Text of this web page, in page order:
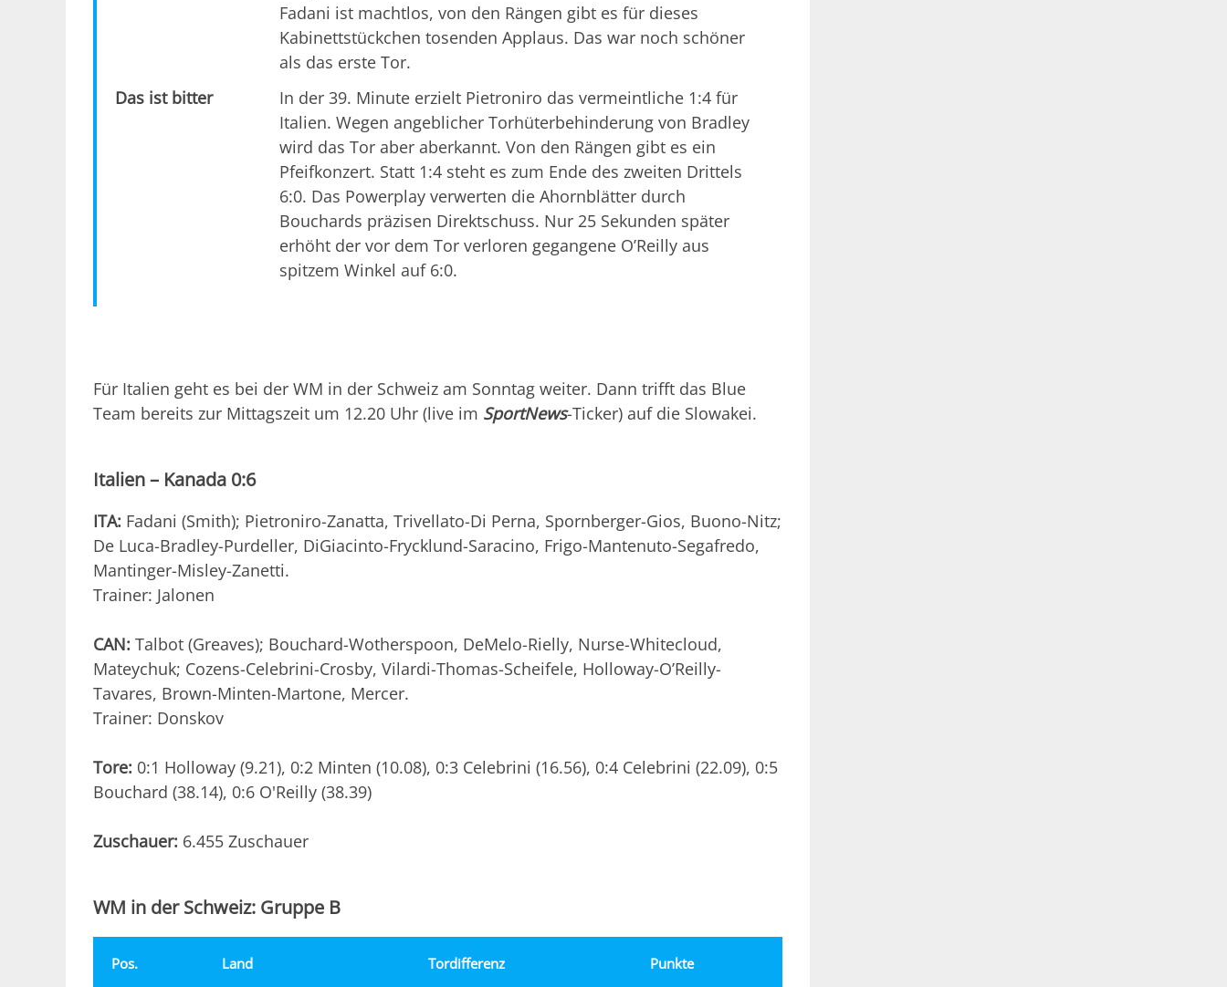
Fadani ist machtlos, von den Rängen gibt es für dieses
Kabinettstückchen tosenden Applaus. Das war noch schöner
als das erste Tor.
Das ist bitter
In der 39. Minute erzielt Pietroniro das vermeintliche 1:4 für
Italien. Wegen angeblicher Torhüterbehinderung von Bradley
wird das Tor aber aberkannt. Von den Rängen gibt es ein
Pfeifkonzert. Statt 1:4 steht es zum Ende des zweiten Drittels
6:0. Das Powerplay verwerten die Ahornblätter durch
Bouchards präzisen Direktschuss. Nur 25 Sekunden später
erhöht der vor dem Tor verloren gegangene O’Reilly aus
spitzem Winkel auf 6:0.
Für Italien geht es bei der WM in der Schweiz am Sonntag weiter. Dann trifft das Blue
Team bereits zur Mittagszeit um 12.20 Uhr (live im SportNews-Ticker) auf die Slowakei.
Italien – Kanada 0:6
ITA: Fadani (Smith); Pietroniro-Zanatta, Trivellato-Di Perna, Spornberger-Gios, Buono-Nitz;
De Luca-Bradley-Purdeller, DiGiacinto-Frycklund-Saracino, Frigo-Mantenuto-Segafredo,
Mantinger-Misley-Zanetti.
Trainer: Jalonen
CAN: Talbot (Greaves); Bouchard-Wotherspoon, DeMelo-Rielly, Nurse-Whitecloud,
Mateychuk; Cozens-Celebrini-Crosby, Vilardi-Thomas-Scheifele, Holloway-O’Reilly-
Tavares, Brown-Minten-Martone, Mercer.
Trainer: Donskov
Tore: 0:1 Holloway (9.21), 0:2 Minten (10.08), 0:3 Celebrini (16.56), 0:4 Celebrini (22.09), 0:5
Bouchard (38.14), 0:6 O'Reilly (38.39)
Zuschauer: 6.455 Zuschauer
WM in der Schweiz: Gruppe B
Pos. Land Tordifferenz Punkte